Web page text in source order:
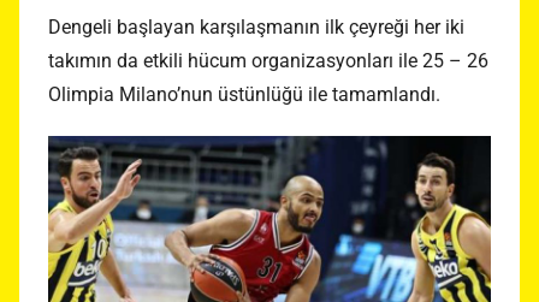
Dengeli başlayan karşılaşmanın ilk çeyreği her iki
takımın da etkili hücum organizasyonları ile 25 – 26
Olimpia Milano’nun üstünlüğü ile tamamlandı.